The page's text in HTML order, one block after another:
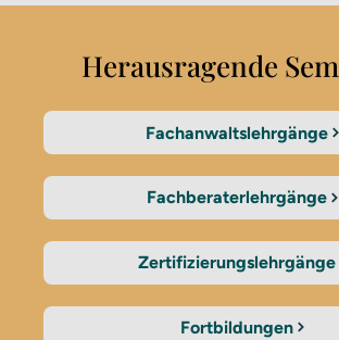
Herausragende
Fachanwaltslehrgänge
Fachberaterlehrgänge
Zertifizierungslehrgänge
Fortbildungen